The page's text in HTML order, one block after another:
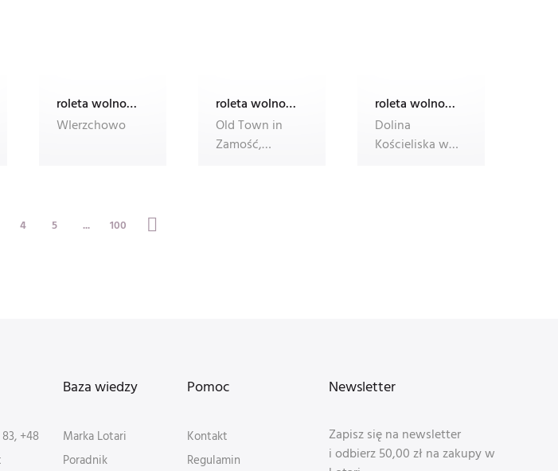
roleta wolnowisząca electro z nadrukiem
WIerzchowo
roleta wolnowisząca electro z nadrukiem
Old Town in
Zamość,
roleta wolnowisząca electro z nadrukiem
Dolina
Kościeliska w
4 5 ... 100
+48
Baza wiedzy
Marka Lotari
Poradnik
Pomoc
Kontakt
Regulamin
Newsletter
Zapisz się na newsletter
i odbierz 50,00 zł na zakupy w